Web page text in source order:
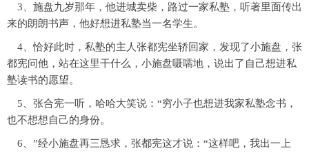
3、施盘九岁那年，他进城卖柴，路过一家私塾，听著里面传出
来的朗朗书声，他好想进私塾当一名学生。
4、恰好此时，私塾的主人张都宪坐轿回家，发现了小施盘，张
都宪问他，站在这里干什么，小施盘嗫嚅地，说出了自己想进私
塾读书的愿望。
5、张合宪一听，哈哈大笑说：“穷小子也想进我家私塾念书，
也不想想自己的身份。
6、”经小施盘再三恳求，张都宪这才说：“这样吧，我出一上